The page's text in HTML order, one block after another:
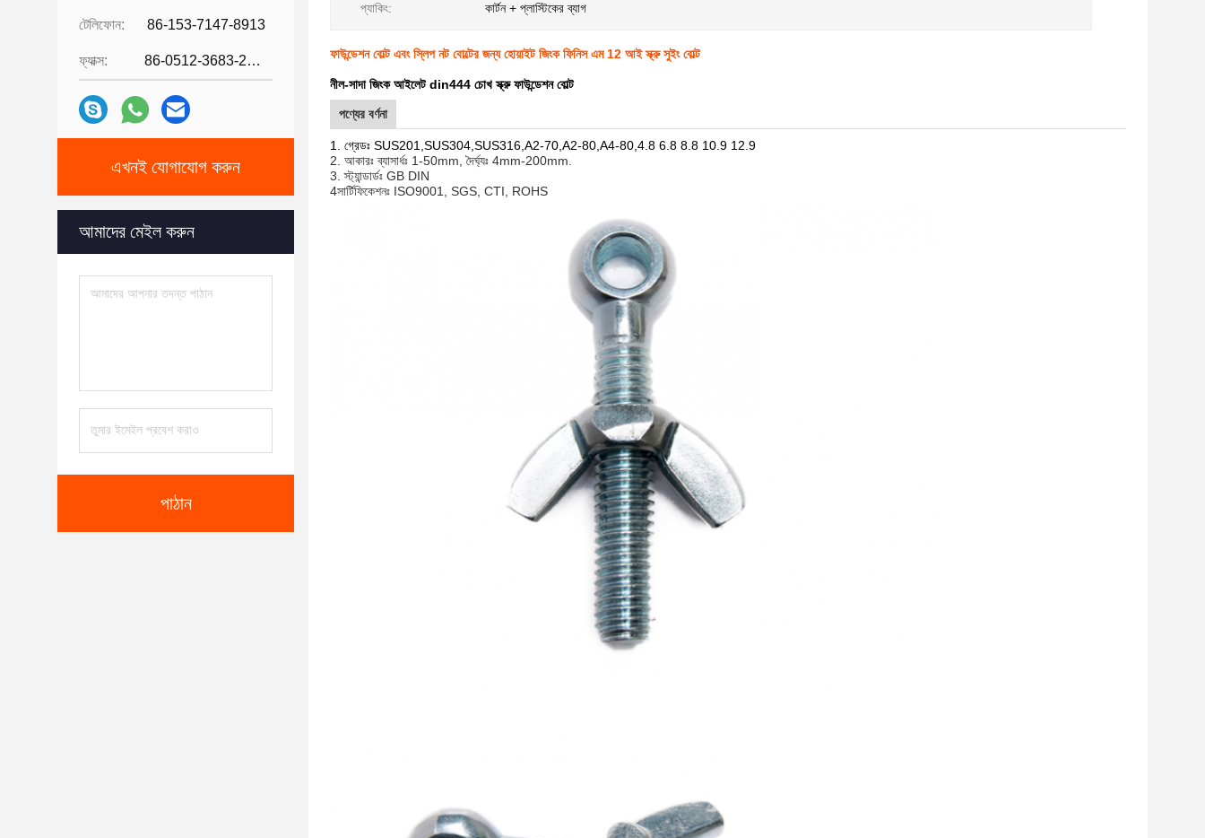
টেলিফোন: 86-153-7147-8913
ফ্যাক্স: 86-0512-3683-2631
এখনই যোগাযোগ করুন
আমাদের মেইল ​​করুন
পাঠান
প্যাকিং: কার্টন + প্লাস্টিকের ব্যাগ
ফাউন্ডেশন বোল্ট এবং স্লিপ নট বোল্টের জন্য হোয়াইট জিংক ফিনিস এম 12 আই স্ক্রু সুইং বোল্ট
নীল-সাদা জিংক আইলেট din444 চোখ স্ক্রু ফাউন্ডেশন বোল্ট
পণ্যের বর্ণনা
1. গ্রেডঃ SUS201,SUS304,SUS316,A2-70,A2-80,A4-80,4.8 6.8 8.8 10.9 12.9
2. আকারঃ ব্যাসার্ধঃ 1-50mm, দৈর্ঘ্যঃ 4mm-200mm.
3. স্ট্যান্ডার্ডঃ GB DIN
4সার্টিফিকেশনঃ ISO9001, SGS, CTI, ROHS